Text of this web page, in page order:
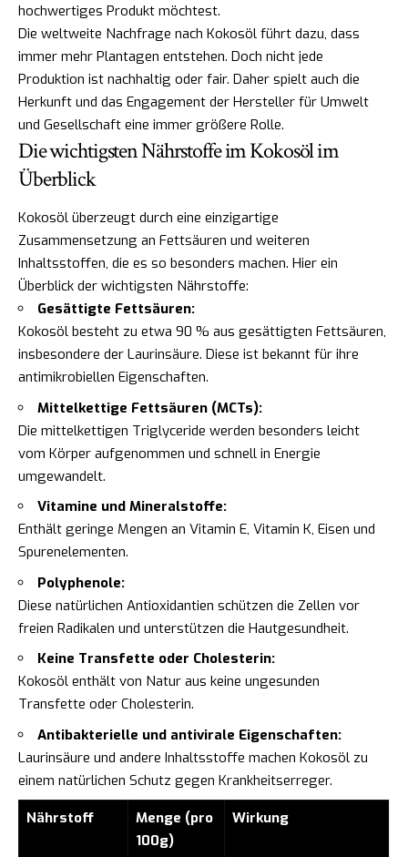
hochwertiges Produkt möchtest.
Die weltweite Nachfrage nach Kokosöl führt dazu, dass
immer mehr Plantagen entstehen. Doch nicht jede
Produktion ist nachhaltig oder fair. Daher spielt auch die
Herkunft und das Engagement der Hersteller für Umwelt
und Gesellschaft eine immer größere Rolle.
Die wichtigsten Nährstoffe im Kokosöl im
Überblick
Kokosöl überzeugt durch eine einzigartige
Zusammensetzung an Fettsäuren und weiteren
Inhaltsstoffen, die es so besonders machen. Hier ein
Überblick der wichtigsten Nährstoffe:
Gesättigte Fettsäuren:
Kokosöl besteht zu etwa 90 % aus gesättigten Fettsäuren,
insbesondere der Laurinsäure. Diese ist bekannt für ihre
antimikrobiellen Eigenschaften.
Mittelkettige Fettsäuren (MCTs):
Die mittelkettigen Triglyceride werden besonders leicht
vom Körper aufgenommen und schnell in Energie
umgewandelt.
Vitamine und Mineralstoffe:
Enthält geringe Mengen an Vitamin E, Vitamin K, Eisen und
Spurenelementen.
Polyphenole:
Diese natürlichen Antioxidantien schützen die Zellen vor
freien Radikalen und unterstützen die Hautgesundheit.
Keine Transfette oder Cholesterin:
Kokosöl enthält von Natur aus keine ungesunden
Transfette oder Cholesterin.
Antibakterielle und antivirale Eigenschaften:
Laurinsäure und andere Inhaltsstoffe machen Kokosöl zu
einem natürlichen Schutz gegen Krankheitserreger.
Nährstoff
Menge (pro
100g)
Wirkung